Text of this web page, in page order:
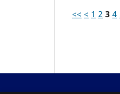
<< < 1 2 3 4